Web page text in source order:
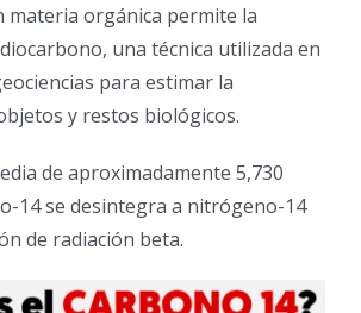
materia orgánica permite la
una técnica utilizada en
para estimar la
y restos biológicos.
de aproximadamente 5,730
14 se desintegra a nitrógeno-14
de radiación beta.